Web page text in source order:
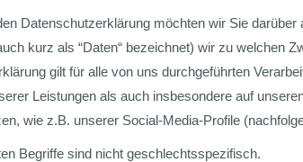
Datenschutzerklärung möchten wir Sie
kurz als “Daten“ bezeichnet) wir zu welchen
gilt für alle von uns durchgeführten
Leistungen als auch insbesondere auf
wie z.B. unserer Social-Media-Profile
Begriffe sind nicht geschlechtsspezifisch.